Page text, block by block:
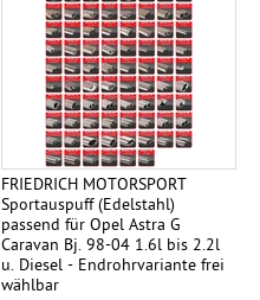
FRIEDRICH MOTORSPORT
Sportauspuff (Edelstahl)
passend für Opel Astra G
Caravan Bj. 98-04 1.6l bis 2.2l
u. Diesel - Endrohrvariante frei
wählbar